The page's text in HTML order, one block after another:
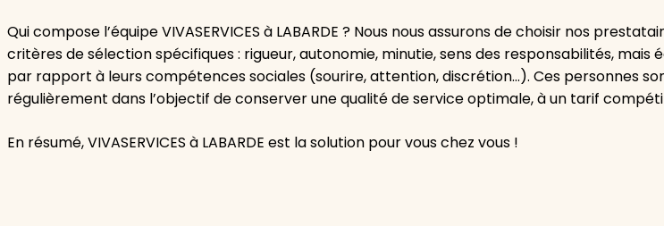
Qui compose l’équipe VIVASERVICES à LABARDE ? Nous nous assurons de choisir nos
critères de sélection spécifiques : rigueur, autonomie, minutie, sens des responsabilités, mais
par rapport à leurs compétences sociales (sourire, attention, discrétion…). Ces personnes
régulièrement dans l’objectif de conserver une qualité de service optimale, à un tarif
En résumé, VIVASERVICES à LABARDE est la solution pour vous chez vous !